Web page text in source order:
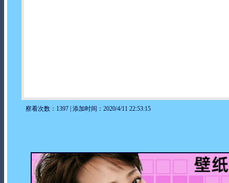
察看次数：1397 | 添加时间：2020/4/11 22:53:15